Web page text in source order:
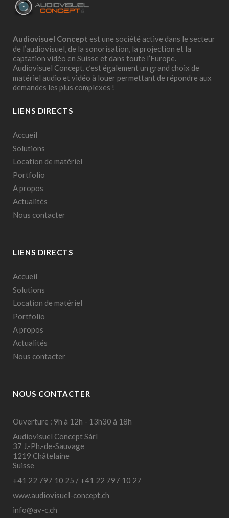
Audiovisuel Concept est une société active dans le secteur
de l’audiovisuel, de la sonorisation, la projection et la
captation vidéo en Suisse et dans toute l’Europe.
Audiovisuel Concept, c’est également un grand choix de
matériel audio et vidéo à louer permettant de répondre aux
demandes les plus complexes !
LIENS DIRECTS
Accueil
Solutions
Location de matériel
Portfolio
A propos
Actualités
Nous contacter
LIENS DIRECTS
Accueil
Solutions
Location de matériel
Portfolio
A propos
Actualités
Nous contacter
NOUS CONTACTER
Ouverture : 9h à 12h - 13h30 à 18h
Audiovisuel Concept Sàrl
37 J.-Ph.-de-Sauvage
1219 Châtelaine
Suisse
+41 22 797 10 25 / +41 22 797 10 27
www.audiovisuel-concept.ch
info@av-c.ch